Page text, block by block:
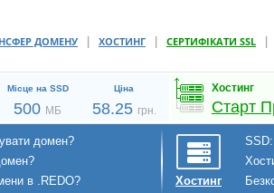
ДОМЕНУ | ХОСТИНГ | СЕРТИФІКАТИ SSL |
Місце на SSD Ціна
500 МБ 58.25 грн.
Хостинг
Старт
домен?
в .REDO?
Хостинг